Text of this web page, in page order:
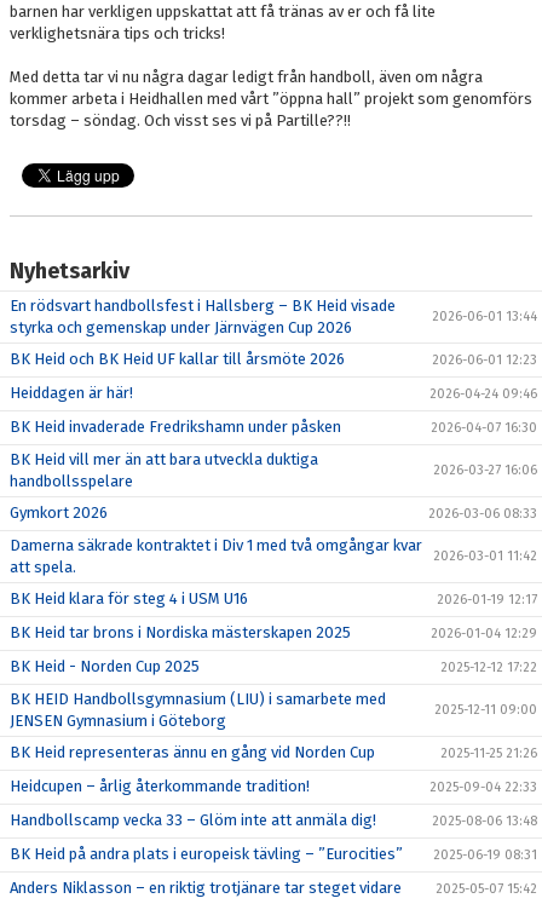
barnen har verkligen uppskattat att få tränas av er och få lite
verklighetsnära tips och tricks!
Med detta tar vi nu några dagar ledigt från handboll, även om några
kommer arbeta i Heidhallen med vårt ”öppna hall” projekt som genomförs
torsdag – söndag. Och visst ses vi på Partille??!!
Nyhetsarkiv
En rödsvart handbollsfest i Hallsberg – BK Heid visade
styrka och gemenskap under Järnvägen Cup 2026
2026-06-01 13:44
BK Heid och BK Heid UF kallar till årsmöte 2026 2026-06-01 12:23
Heiddagen är här! 2026-04-24 09:46
BK Heid invaderade Fredrikshamn under påsken 2026-04-07 16:30
BK Heid vill mer än att bara utveckla duktiga
handbollsspelare
2026-03-27 16:06
Gymkort 2026 2026-03-06 08:33
Damerna säkrade kontraktet i Div 1 med två omgångar kvar
att spela.
2026-03-01 11:42
BK Heid klara för steg 4 i USM U16 2026-01-19 12:17
BK Heid tar brons i Nordiska mästerskapen 2025 2026-01-04 12:29
BK Heid - Norden Cup 2025 2025-12-12 17:22
BK HEID Handbollsgymnasium (LIU) i samarbete med
JENSEN Gymnasium i Göteborg
2025-12-11 09:00
BK Heid representeras ännu en gång vid Norden Cup 2025-11-25 21:26
Heidcupen – årlig återkommande tradition! 2025-09-04 22:33
Handbollscamp vecka 33 – Glöm inte att anmäla dig! 2025-08-06 13:48
BK Heid på andra plats i europeisk tävling – ”Eurocities” 2025-06-19 08:31
Anders Niklasson – en riktig trotjänare tar steget vidare 2025-05-07 15:42